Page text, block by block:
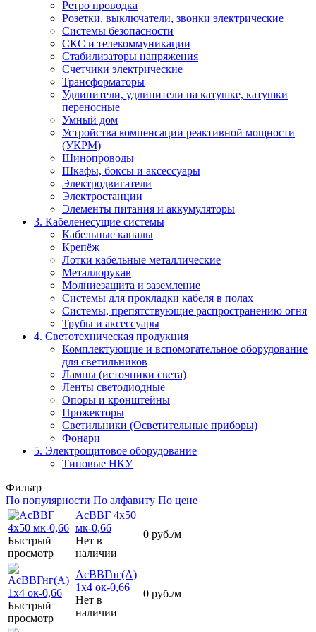
Ретро проводка
Розетки, выключатели, звонки электрические
Системы безопасности
СКС и телекоммуникации
Стабилизаторы напряжения
Счетчики электрические
Трансформаторы
Удлинители, удлинители на катушке, катушки
переносные
Умный дом
Устройства компенсации реактивной мощности
(УКРМ)
Шинопроводы
Шкафы, боксы и аксессуары
Электродвигатели
Электростанции
Элементы питания и аккумуляторы
3. Кабеленесущие системы
Кабельные каналы
Крепёж
Лотки кабельные металлические
Металлорукав
Молниезащита и заземление
Системы для прокладки кабеля в полах
Системы, препятствующие распространению огня
Трубы и аксессуары
4. Светотехническая продукция
Комплектующие и вспомогательное оборудование
для светильников
Лампы (источники света)
Ленты светодиодные
Опоры и кронштейны
Прожекторы
Светильники (Осветительные приборы)
Фонари
5. Электрощитовое оборудование
Типовые НКУ
Фильтр
По популярности По алфавиту По цене
Быстрый
просмотр
АсВВГ 4х50
мк-0,66
Нет в
наличии
0 руб./м
Быстрый
просмотр
АсВВГнг(А)
1х4 ок-0,66
Нет в
наличии
0 руб./м